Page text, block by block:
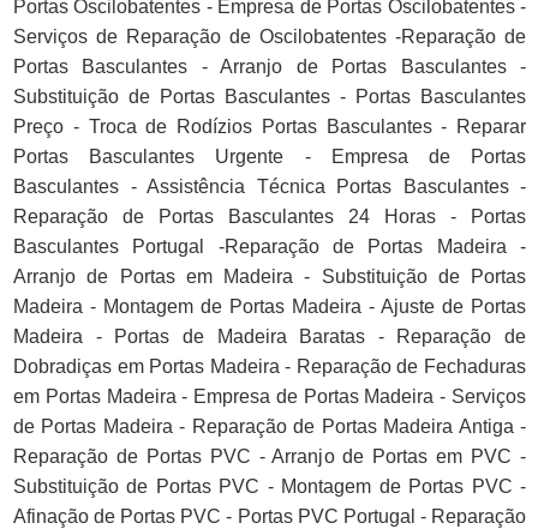
Portas Oscilobatentes - Empresa de Portas Oscilobatentes -
Serviços de Reparação de Oscilobatentes -Reparação de
Portas Basculantes - Arranjo de Portas Basculantes -
Substituição de Portas Basculantes - Portas Basculantes
Preço - Troca de Rodízios Portas Basculantes - Reparar
Portas Basculantes Urgente - Empresa de Portas
Basculantes - Assistência Técnica Portas Basculantes -
Reparação de Portas Basculantes 24 Horas - Portas
Basculantes Portugal -Reparação de Portas Madeira -
Arranjo de Portas em Madeira - Substituição de Portas
Madeira - Montagem de Portas Madeira - Ajuste de Portas
Madeira - Portas de Madeira Baratas - Reparação de
Dobradiças em Portas Madeira - Reparação de Fechaduras
em Portas Madeira - Empresa de Portas Madeira - Serviços
de Portas Madeira - Reparação de Portas Madeira Antiga -
Reparação de Portas PVC - Arranjo de Portas em PVC -
Substituição de Portas PVC - Montagem de Portas PVC -
Afinação de Portas PVC - Portas PVC Portugal - Reparação